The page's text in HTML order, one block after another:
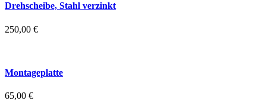
Drehscheibe, Stahl verzinkt
250,00 €
Montageplatte
65,00 €